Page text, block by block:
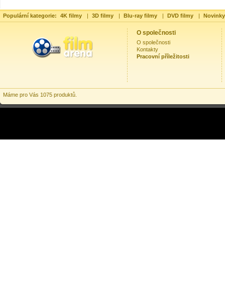
Populární kategorie: 4K filmy | 3D filmy | Blu-ray filmy | DVD filmy |
O společnosti
O společnosti
Kontakty
Pracovní příležitosti
Máme pro Vás 1075 produktů.